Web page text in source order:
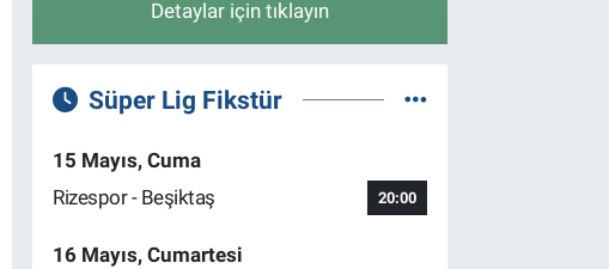
Detaylar için tıklayın
Süper Lig Fikstür
15 Mayıs, Cuma
Rizespor - Beşiktaş
20:00
16 Mayıs, Cumartesi